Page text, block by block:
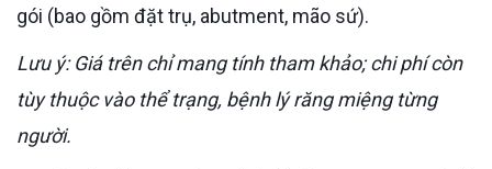
gói (bao gồm đặt trụ, abutment, mão sứ).
Lưu ý: Giá trên chỉ mang tính tham khảo; chi phí còn
tùy thuộc vào thể trạng, bệnh lý răng miệng từng
người.